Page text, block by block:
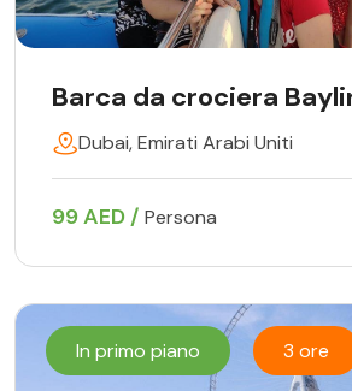
Barca da crociera
Dubai, Emirati Arabi Uniti
99 AED / Persona
In primo piano 3 ore